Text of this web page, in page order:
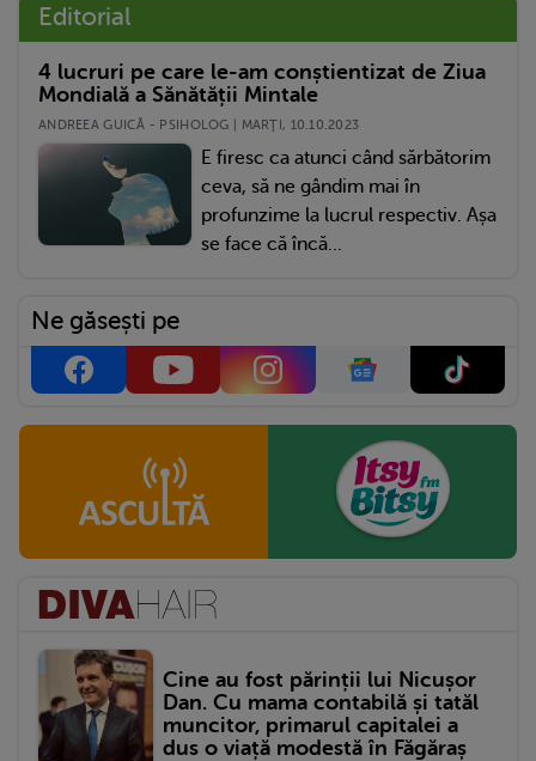
Editorial
4 lucruri pe care le-am conștientizat de Ziua
Mondială a Sănătății Mintale
ANDREEA GUICĂ - PSIHOLOG | MARŢI, 10.10.2023
E firesc ca atunci când sărbătorim
ceva, să ne gândim mai în
profunzime la lucrul respectiv. Așa
se face că încă...
Ne găsești pe
Cine au fost părinții lui Nicușor
Dan. Cu mama contabilă și tatăl
muncitor, primarul capitalei a
dus o viață modestă în Făgăraș